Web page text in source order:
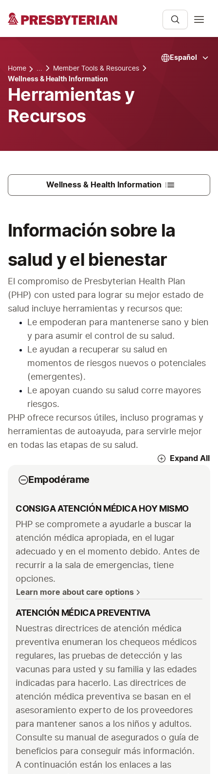
Home ...
Member Tools & Resources
Wellness & Health Information
Español
Herramientas y
Recursos
Wellness & Health Information
Información sobre la
salud y el bienestar
El compromiso de Presbyterian Health Plan
(PHP) con usted para lograr su mejor estado de
salud incluye herramientas y recursos que:
Le empoderan para mantenerse sano y bien
y para asumir el control de su salud.
Le ayudan a recuperar su salud en
momentos de riesgos nuevos o potenciales
(emergentes).
Le apoyan cuando su salud corre mayores
riesgos.
PHP ofrece recursos útiles, incluso programas y
herramientas de autoayuda, para servirle mejor
en todas las etapas de su salud.
Expand All
Empodérame
CONSIGA ATENCIÓN MÉDICA HOY MISMO
PHP se compromete a ayudarle a buscar la
atención médica apropiada, en el lugar
adecuado y en el momento debido. Antes de
recurrir a la sala de emergencias, tiene
opciones.
Learn more about care options
ATENCIÓN MÉDICA PREVENTIVA
Nuestras directrices de atención médica
preventiva enumeran los chequeos médicos
regulares, las pruebas de detección y las
vacunas para usted y su familia y las edades
indicadas para hacerlo. Las directrices de
atención médica preventiva se basan en el
asesoramiento experto de los proveedores
para mantener sanos a los niños y adultos.
Consulte su manual de asegurados o guía de
beneficios para conseguir más información.
A continuación están los enlaces a las